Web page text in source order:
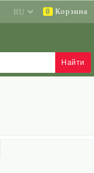
0 Корзина